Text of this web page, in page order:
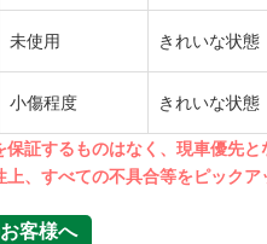
未使用 きれいな状態
小傷程度 きれいな状態
証するものはなく、現車優先と
、すべての不具合等をピックア
客様へ